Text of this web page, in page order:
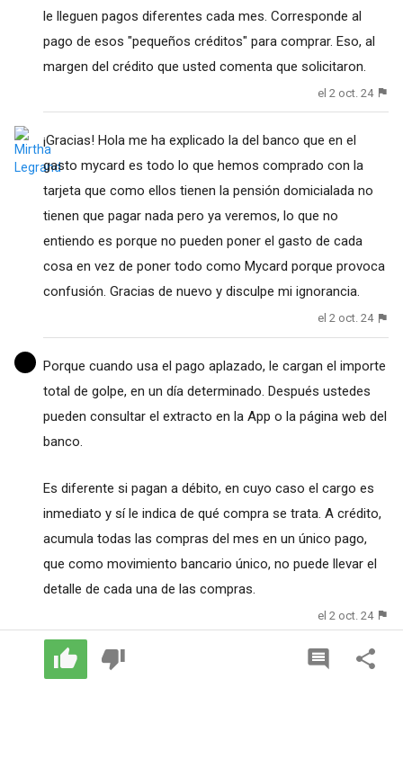
le lleguen pagos diferentes cada mes. Corresponde al
pago de esos "pequeños créditos" para comprar. Eso, al
margen del crédito que usted comenta que solicitaron.
el 2 oct. 24
¡Gracias! Hola me ha explicado la del banco que en el
gasto mycard es todo lo que hemos comprado con la
tarjeta que como ellos tienen la pensión domicialada no
tienen que pagar nada pero ya veremos, lo que no
entiendo es porque no pueden poner el gasto de cada
cosa en vez de poner todo como Mycard porque provoca
confusión. Gracias de nuevo y disculpe mi ignorancia.
el 2 oct. 24
Porque cuando usa el pago aplazado, le cargan el importe
total de golpe, en un día determinado. Después ustedes
pueden consultar el extracto en la App o la página web del
banco.
Es diferente si pagan a débito, en cuyo caso el cargo es
inmediato y sí le indica de qué compra se trata. A crédito,
acumula todas las compras del mes en un único pago,
que como movimiento bancario único, no puede llevar el
detalle de cada una de las compras.
el 2 oct. 24